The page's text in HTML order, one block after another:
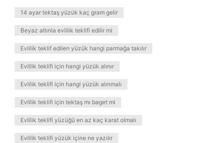
14 ayar tektaş yüzük kaç gram gelir
Beyaz altınla evlilik teklifi edilir mi
Evlilik teklif edilen yüzük hangi parmağa takılır
Evlilik teklifi için hangi yüzük alınır
Evlilik teklifi için hangi yüzük alınmalı
Evlilik teklifi için tektaş mı baget mi
Evlilik teklifi yüzüğü en az kaç karat olmalı
Evlilik teklifi yüzük içine ne yazılır